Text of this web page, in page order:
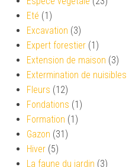
Eté (1)
Excavation (3)
Expert forestier (1)
Extension de maison (3)
Extermination de nuisibles
Fleurs (12)
Fondations (1)
Formation (1)
Gazon (31)
Hiver (5)
La faune du jardin (3)